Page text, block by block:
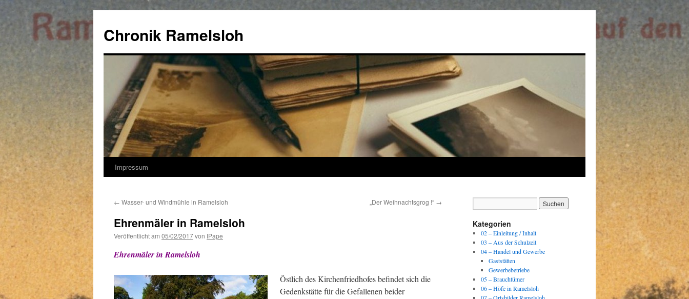
springen
Chronik Ramelsloh
Impressum
← Wasser- und Windmühle in Ramelsloh „Der Weihnachtsgrog !“ →
Ehrenmäler in Ramelsloh
Veröffentlicht am 05/02/2017von IPape
Ehrenmäler in Ramelsloh
Östlich des Kirchenfriedhofes befindet sich die
Gedenkstätte für die Gefallenen beider
Kategorien
02 – Einleitung / Inhalt
03 – Aus der Schulzeit
04 – Handel und Gewerbe
Gaststätten
Gewerbebetriebe
05 – Brauchtümer
06 – Höfe in Ramelsloh